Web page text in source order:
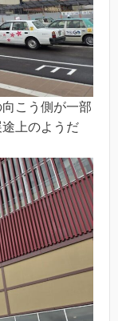
こう側が一部
上のようだ